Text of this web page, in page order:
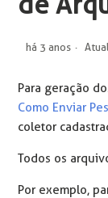
há 3 anos
Para geração
Como Enviar
coletor
Todos os
Por exemplo,